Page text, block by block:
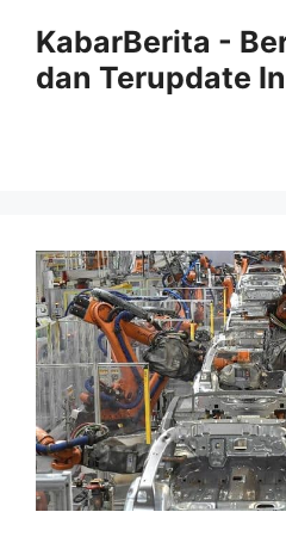
KabarBerita -
dan Terupdate